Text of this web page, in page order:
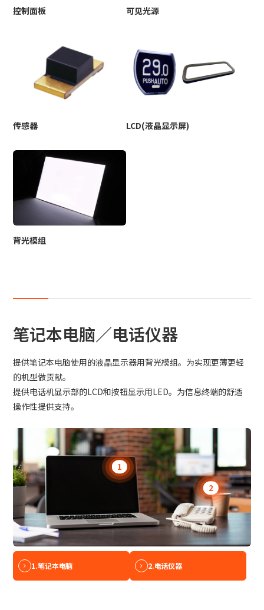
控制面板 可见光源
传感器 LCD(液晶显示屏)
背光模组
笔记本电脑／电话仪器
提供笔记本电脑使用的液晶显示器用背光模组。为实现更薄更轻
的机型做贡献。
提供电话机显示部的LCD和按钮显示用LED。为信息终端的舒适
操作性提供支持。
1
2
1.笔记本电脑 2.电话仪器